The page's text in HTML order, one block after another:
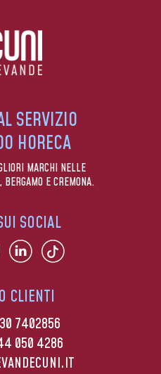
SERVIZIO
HORECA
MARCHI NELLE
E CREMONA.
CLIENTI
7402856
050 4286
SOCIAL